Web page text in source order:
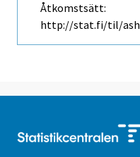
Åtkomstsätt:
http://stat.fi/til/